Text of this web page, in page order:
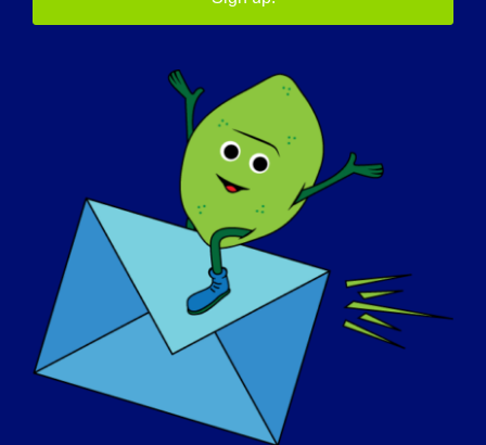
アウェアネス・デイ
ナレッジ・ベース
スポットライト